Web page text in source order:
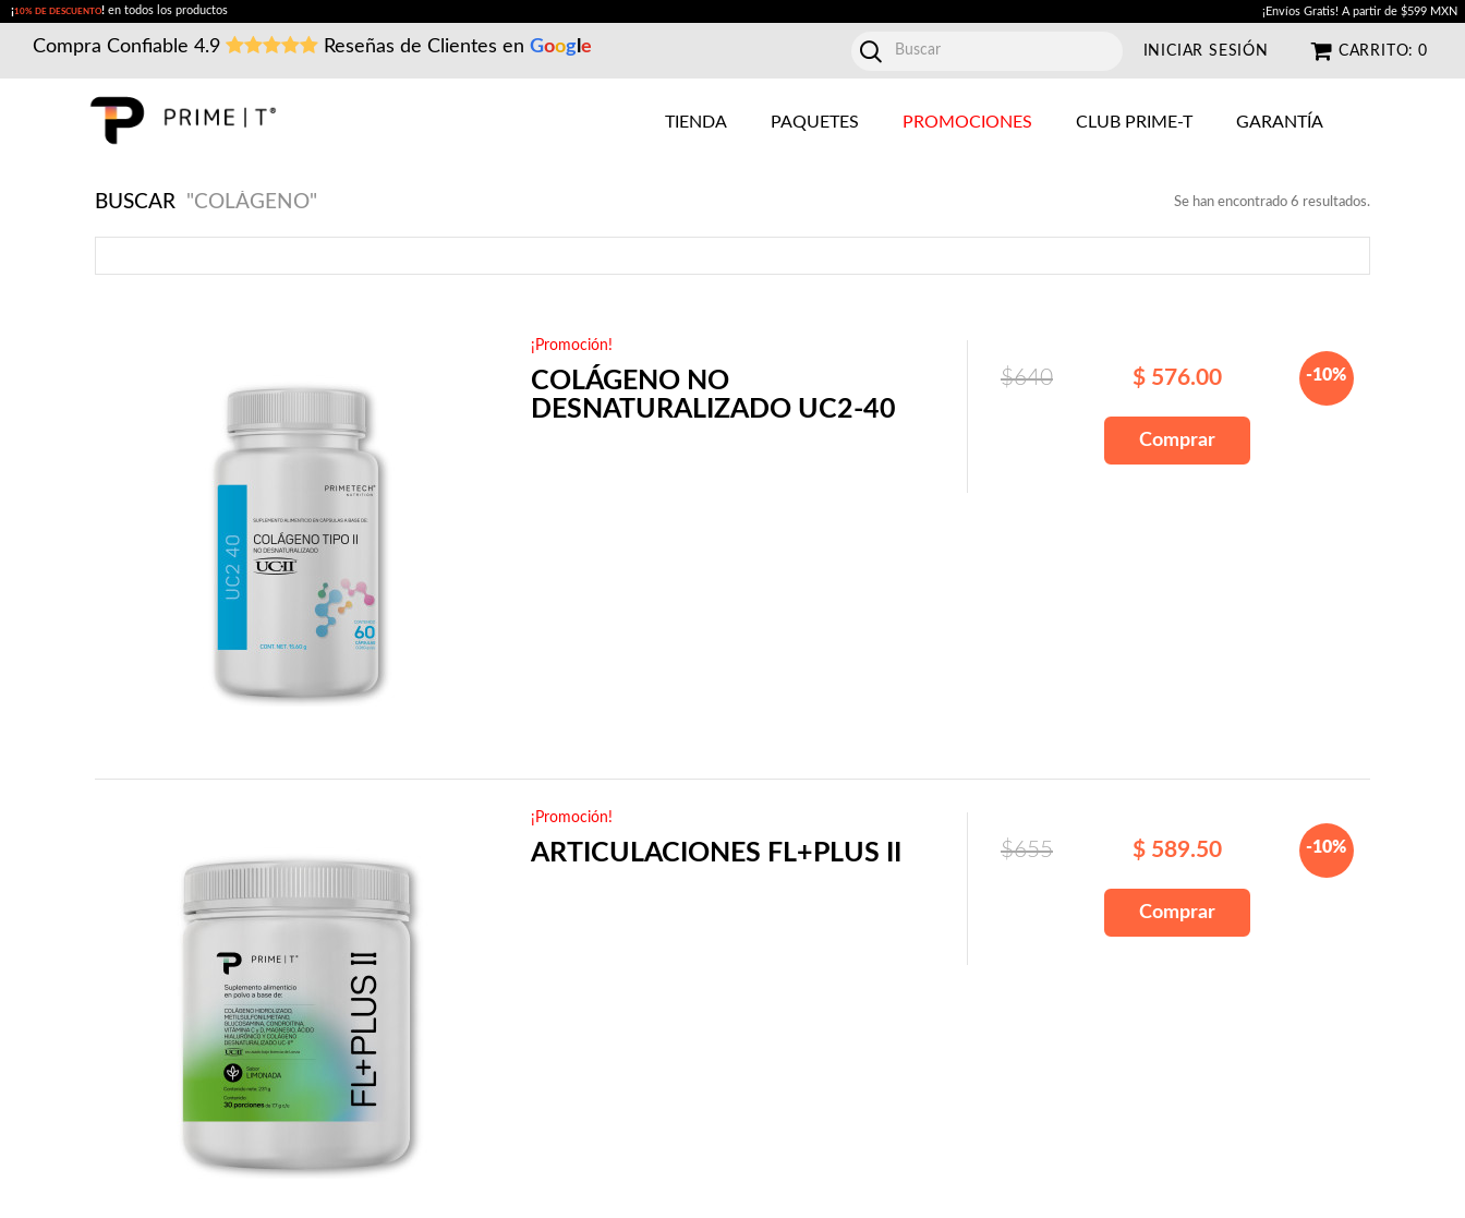
¡10% DE DESCUENTO!en todos los productos ¡Envíos Gratis! A partir de $599 MXN
Compra Confiable 4.9 Reseñas de Clientes en Goog e CARRITO: 0
INICIAR SESIÓN
TIENDA PAQUETES PROMOCIONES CLUB PRIME-T GARANTÍA
BUSCAR "COLÁGENO" Se han encontrado 6 resultados.
¡Promoción!
COLÁGENO NO
DESNATURALIZADO UC2-40
$640 $ 576.00 -10%
Comprar
¡Promoción!
ARTICULACIONES FL+PLUS II $655 $ 589.50 -10%
Comprar